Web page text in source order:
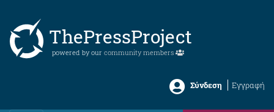
ThePressProject
powered by our community members
Σύνδεση Εγγραφή